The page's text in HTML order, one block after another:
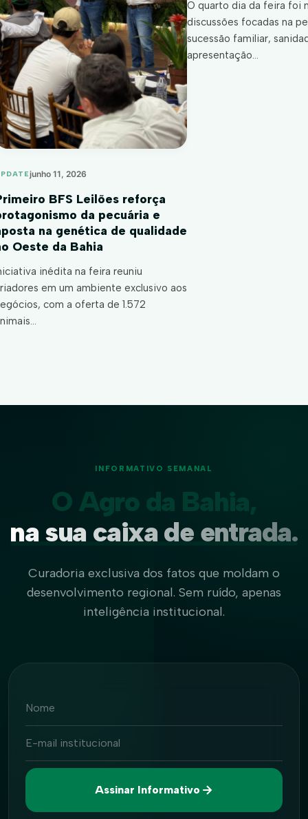
junho 11, 2026
BFS Leilões reforça
da pecuária e
na genética de qualidade
Oeste da Bahia
inédita na feira reuniu
em um ambiente exclusivo aos
com a oferta de 1.572
O quarto dia da feira foi
discussões focadas na
sucessão familiar,
apresentação…
INFORMATIVO SEMANAL
O Agro da Bahia,
na sua caixa de entrada.
Curadoria exclusiva dos fatos que moldam o
desenvolvimento regional. Sem ruído, apenas
inteligência institucional.
Nome
E-mail institucional
Assinar Informativo